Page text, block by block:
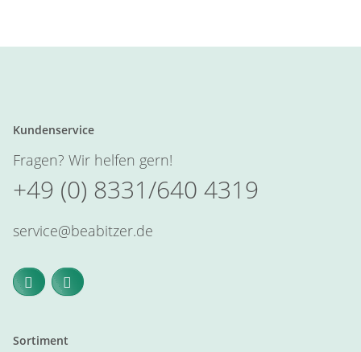
Kundenservice
Fragen? Wir helfen gern!
+49 (0) 8331/640 4319
service@beabitzer.de
Sortiment